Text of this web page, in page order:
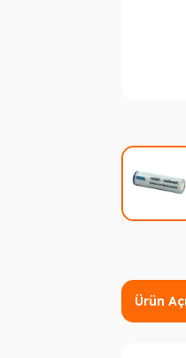
Ürün